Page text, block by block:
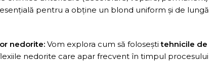
pentru a obține un blond uniform și de lungă
nedorite: Vom explora cum să foloseștitehnicile de
nedorite care apar frecvent în timpul procesului